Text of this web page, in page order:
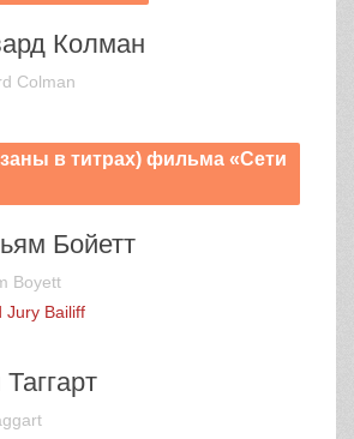
Колман
Colman
в титрах) фильма «Сети
Бойетт
Boyett
Jury Bailiff